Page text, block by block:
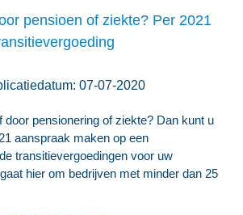
pensioen of ziekte? Per 2021
07-07-2020
door pensionering of ziekte? Dan kunt u
aanspraak maken op een
transitievergoedingen voor uw
hier om bedrijven met minder dan 25